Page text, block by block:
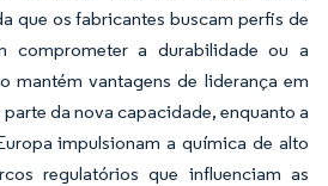
que os fabricantes buscam perfis de
comprometer a durabilidade ou a
mantém vantagens de liderança em
da nova capacidade, enquanto a
impulsionam a química de alto
regulatórios que influenciam as